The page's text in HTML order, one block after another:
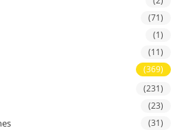
(71)
(1)
(11)
(369)
(231)
(23)
(31)